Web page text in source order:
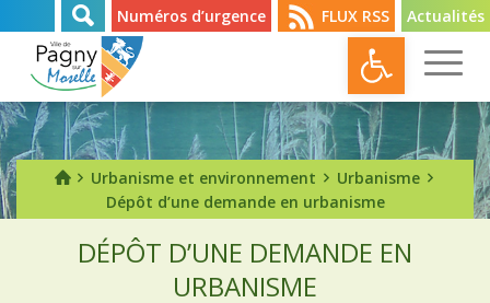
Ouvrir
Numéros d’urgence FLUX RSS Actualités
Urbanisme et environnement
Urbanisme
Dépôt d’une demande en urbanisme
DÉPÔT D’UNE DEMANDE EN
URBANISME